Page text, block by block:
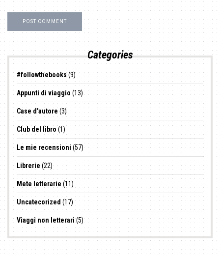
Categories
#followthebooks(9)
Appunti di viaggio(13)
Case d'autore(3)
Club del libro(1)
Le mie recensioni(57)
Librerie(22)
Mete letterarie(11)
Uncatecorized (17)
Viaggi non letterari(5)